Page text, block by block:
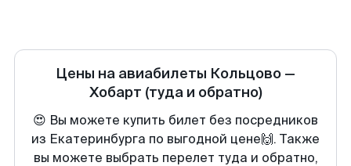
Цены на авиабилеты Кольцово —
Хобарт (туда и обратно)
😍 Вы можете купить билет без посредников
из Екатеринбурга по выгодной цене🙌. Также
вы можете выбрать перелет туда и обратно,